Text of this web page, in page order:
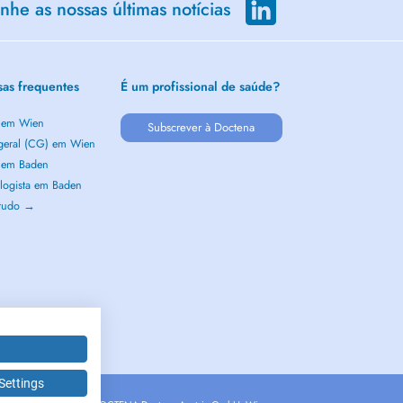
as nossas últimas notícias
frequentes
Wien
(CG) em Wien
Baden
em Baden
→
É um profissional de saúde?
Subscrever à Doctena